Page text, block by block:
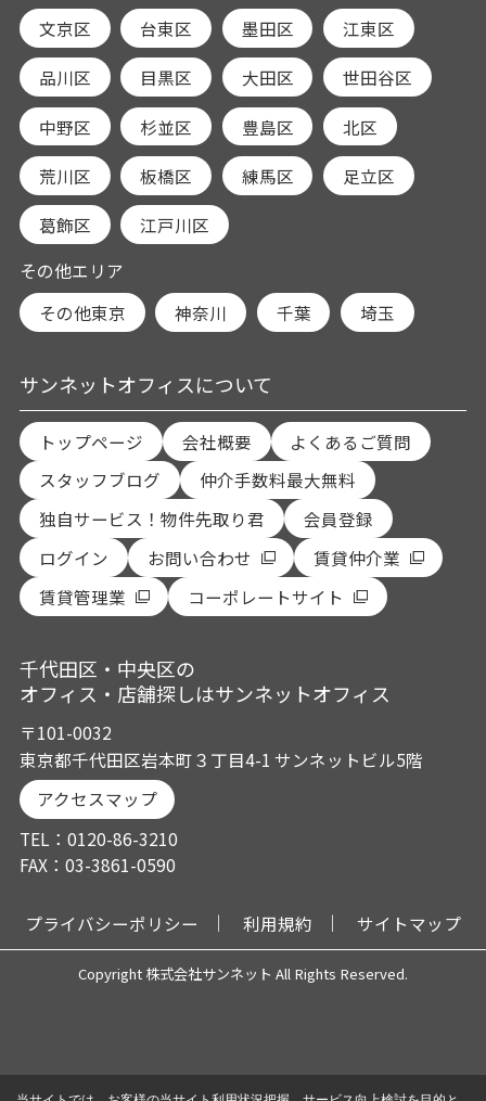
文京区
台東区 墨田区 江東区
品川区 目黒区 大田区 世田谷区
中野区 杉並区 豊島区 北区
荒川区 板橋区 練馬区 足立区
葛飾区
江戸川区
その他エリア
その他東京
神奈川 千葉 埼玉
サンネットオフィスについて
トップページ 会社概要
よくあるご質問
スタッフブログ
仲介手数料最大無料
独自サービス！物件先取り君
会員登録
ログイン
お問い合わせ
賃貸仲介業
賃貸管理業
コーポレートサイト
千代田区・中央区の
オフィス・店舗探しはサンネットオフィス
〒101-0032
東京都千代田区岩本町３丁目4-1 サンネットビル5階
アクセスマップ
TEL：0120-86-3210
FAX：03-3861-0590
プライバシーポリシー 利用規約 サイトマップ
Copyright 株式会社サンネット All Rights Reserved.